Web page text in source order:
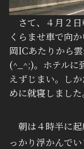
さて、４月２日
くらませ車で向
岡ICあたりから
(^_^;)。ホテルに
えずじまい。し
めに就寝しました
朝は４時半に起
っかり浮かんで